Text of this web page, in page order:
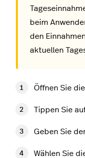
beim
den
aktuellen
Öffnen Sie
Tippen Sie
Geben Sie
Wählen Sie